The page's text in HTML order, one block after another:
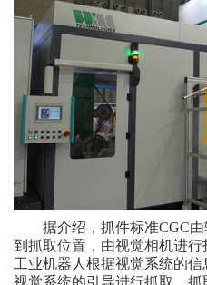
据介绍，抓件标准CGC
到抓取位置，由视觉相机进行
工业机器人根据视觉系统的